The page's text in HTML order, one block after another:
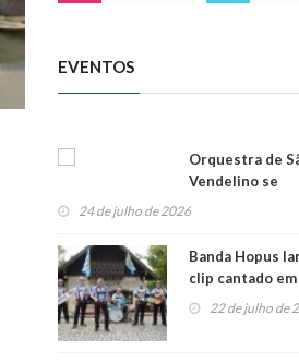
EVENTOS
Orquestra de
Vendelino se
apresenta na
24 de julho de 2026
Banda Hopus
clip cantado em
alemão e inglês
22 de julho de